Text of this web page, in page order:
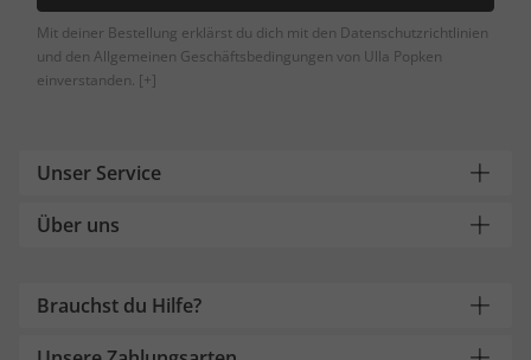
Mit deiner Bestellung erklärst du dich mit den Datenschutzrichtlinien
und den Allgemeinen Geschäftsbedingungen von Ulla Popken
einverstanden. [+]
Unser Service
Über uns
Brauchst du Hilfe?